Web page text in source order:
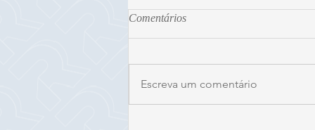
Comentários
Escreva um comentário